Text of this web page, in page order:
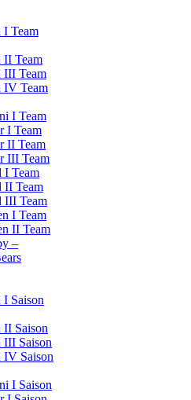
I Team
II Team
III Team
IV Team
I Team
I Team
II Team
III Team
I Team
II Team
III Team
I Team
II Team
–
I Saison
II Saison
III Saison
IV Saison
I Saison